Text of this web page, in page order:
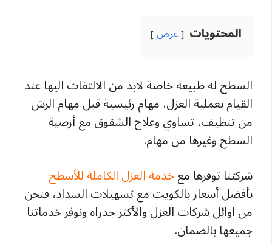
المحتويات
عرض
السطح له طبيعة خاصة لابد من الالتفات اليها عند
القيام بعملية العزل، مهام رئيسية قبل مهام الرش
من تنظيف، تساوي وعلاج الشقوق مع أرضية
السطح وغيرها من مهام.
شركتنا توفرها معخدمة العزل الكاملة للأسطح
بأفضل أسعار بالكويت مع تسهيلات السداد، فنحن
من اوائل شركات العزل والأكثر جدراه ونوفر خدماتنا
جميعها بالضمان.